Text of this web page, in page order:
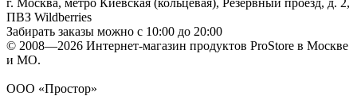
ПВЗ Wildberries
Забирать заказы можно с 10:00 до 20:00
© 2008—2026 Интернет-магазин продуктов ProStore в Москве
и МО.
ООО «Простор»